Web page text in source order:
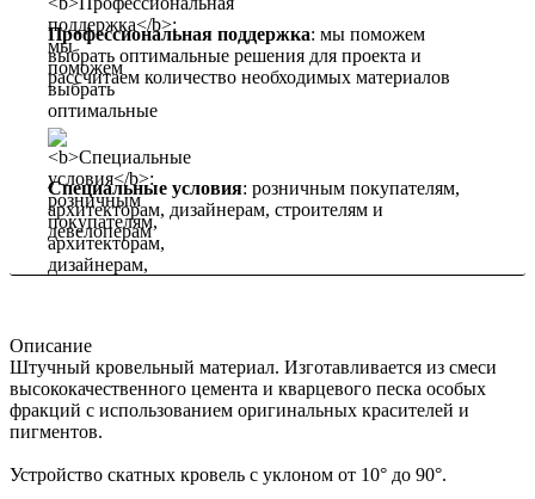
Профессиональная поддержка: мы поможем
выбрать оптимальные решения для проекта и
рассчитаем количество необходимых материалов
Специальные условия: розничным покупателям,
архитекторам, дизайнерам, строителям и
девелоперам
Описание
Штучный кровельный материал. Изготавливается из смеси
высококачественного цемента и кварцевого песка особых
фракций с использованием оригинальных красителей и
пигментов.
Устройство скатных кровель с уклоном от 10° до 90°.